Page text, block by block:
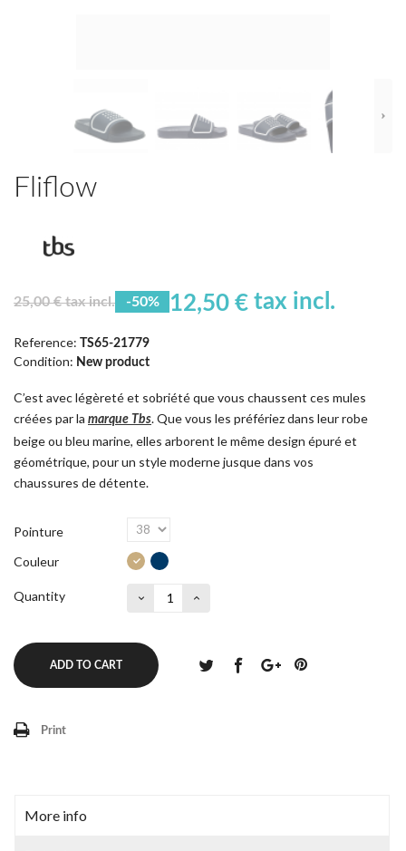
Fliflow
25,00 € tax incl. -50% 12,50 € tax incl.
Reference: TS65-21779
Condition: New product
C’est avec légèreté et sobriété que vous chaussent ces mules
créées par la marque Tbs. Que vous les préfériez dans leur robe
beige ou bleu marine, elles arborent le même design épuré et
géométrique, pour un style moderne jusque dans vos
chaussures de détente.
Pointure
Couleur
Quantity
ADD TO CART
Print
More info